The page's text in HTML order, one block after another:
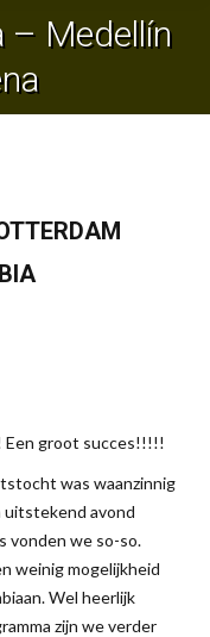
– Medellín
Een groot succes!!!!!
was waanzinnig
uitstekend avond
vonden we so-so.
weinig mogelijkheid
Wel heerlijk
zijn we verder